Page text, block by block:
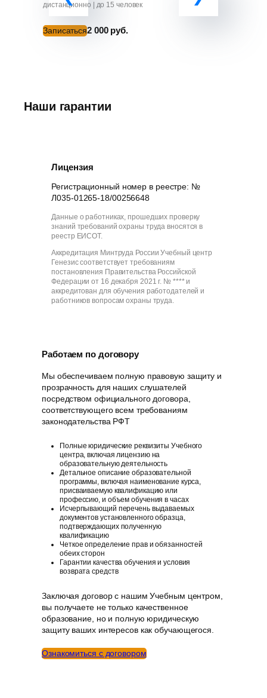
дистанционно | до 15 человек
Записаться2 000 руб.
Наши гарантии
Лицензия
Регистрационный номер в реестре: №
Л035-01265-18/00256648
Данные о работниках, прошедших проверку
знаний требований охраны труда вносятся в
реестр ЕИСОТ.
Аккредитация Минтруда России Учебный центр
Генезис соответствует требованиям
постановления Правительства Российской
Федерации от 16 декабря 2021 г. № **** и
аккредитован для обучения работодателей и
работников вопросам охраны труда.
Работаем по договору
Мы обеспечиваем полную правовую защиту и
прозрачность для наших слушателей
посредством официального договора,
соответствующего всем требованиям
законодательства РФT
Полные юридические реквизиты Учебного
центра, включая лицензию на
образовательную деятельность
Детальное описание образовательной
программы, включая наименование курса,
присваиваемую квалификацию или
профессию, и объем обучения в часах
Исчерпывающий перечень выдаваемых
документов установленного образца,
подтверждающих полученную
квалификацию
Четкое определение прав и обязанностей
обеих сторон
Гарантии качества обучения и условия
возврата средств
Заключая договор с нашим Учебным центром,
вы получаете не только качественное
образование, но и полную юридическую
защиту ваших интересов как обучающегося.
Ознакомиться с договором